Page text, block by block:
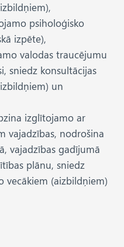
psiholoģisko
izpēte),
valodas traucējumu
sniedz konsultācijas
un
izglītojamo ar
vajadzības, nodrošina
vajadzības gadījumā
plānu, sniedz
vecākiem (aizbildņiem)